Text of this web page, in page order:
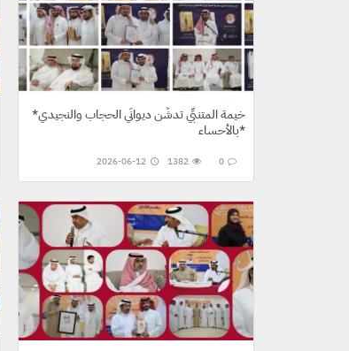
*خيمة المتنبِّي تدشِّن ديوانَي الحجاب والنجيدي
بالأحساء*